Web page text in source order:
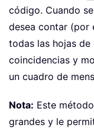
código. Cuando
desea contar (por
todas las hojas de
coincidencias y
un cuadro de
Nota: Este
grandes y le